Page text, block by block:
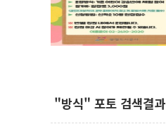
"방식" 포토 검색결과